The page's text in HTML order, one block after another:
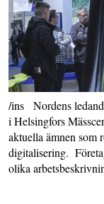
/ins Nordens
i Helsingfors
aktuella ämnen
digitalisering.
olika